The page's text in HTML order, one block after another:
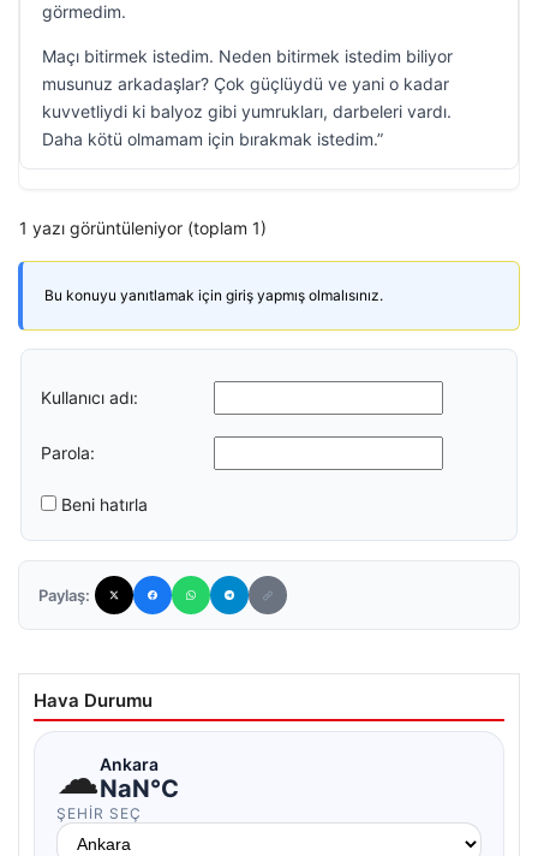
görmedim.
Maçı bitirmek istedim. Neden bitirmek istedim biliyor
musunuz arkadaşlar? Çok güçlüydü ve yani o kadar
kuvvetliydi ki balyoz gibi yumrukları, darbeleri vardı.
Daha kötü olmamam için bırakmak istedim.”
1 yazı görüntüleniyor (toplam 1)
Bu konuyu yanıtlamak için giriş yapmış olmalısınız.
Kullanıcı adı:
Parola:
Beni hatırla
Paylaş:
Hava Durumu
☁Ankara
NaN°C
ŞEHIR SEÇ